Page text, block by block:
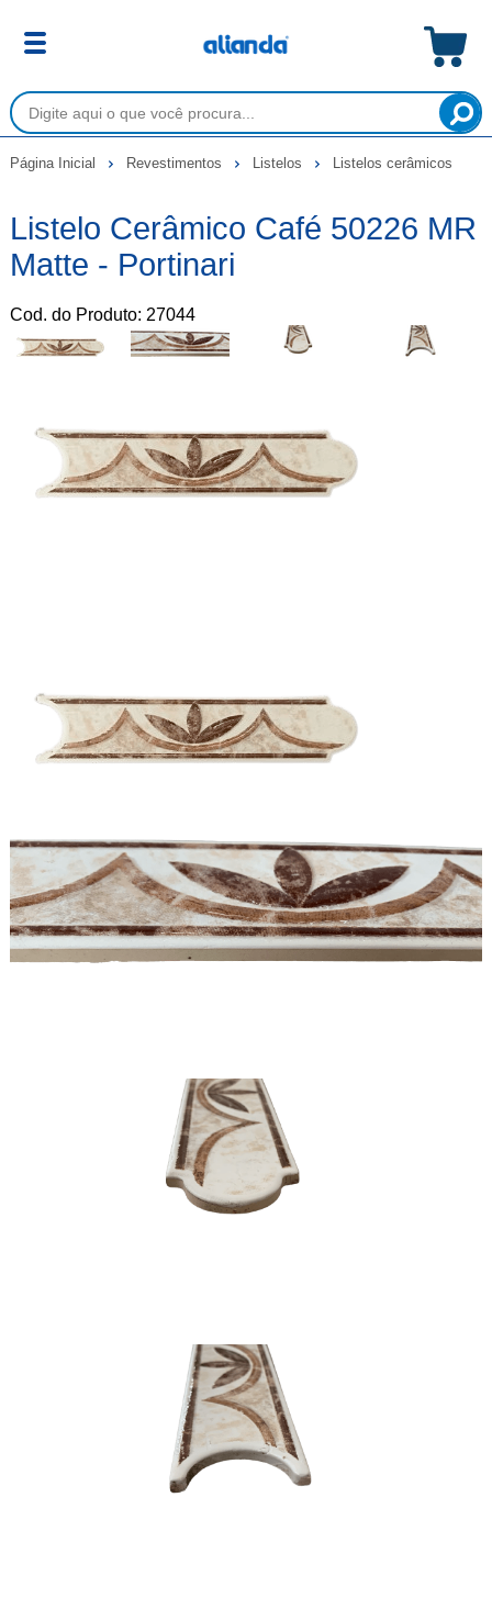
Página Inicial Revestimentos Listelos Listelos cerâmicos
Listelo Cerâmico Café 50226 MR
Matte - Portinari
Cod. do Produto: 27044